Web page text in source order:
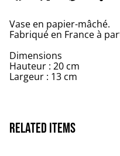
Vase en papier-mâché.
Fabriqué en France à
Dimensions
Hauteur : 20 cm
Largeur : 13 cm
Related items